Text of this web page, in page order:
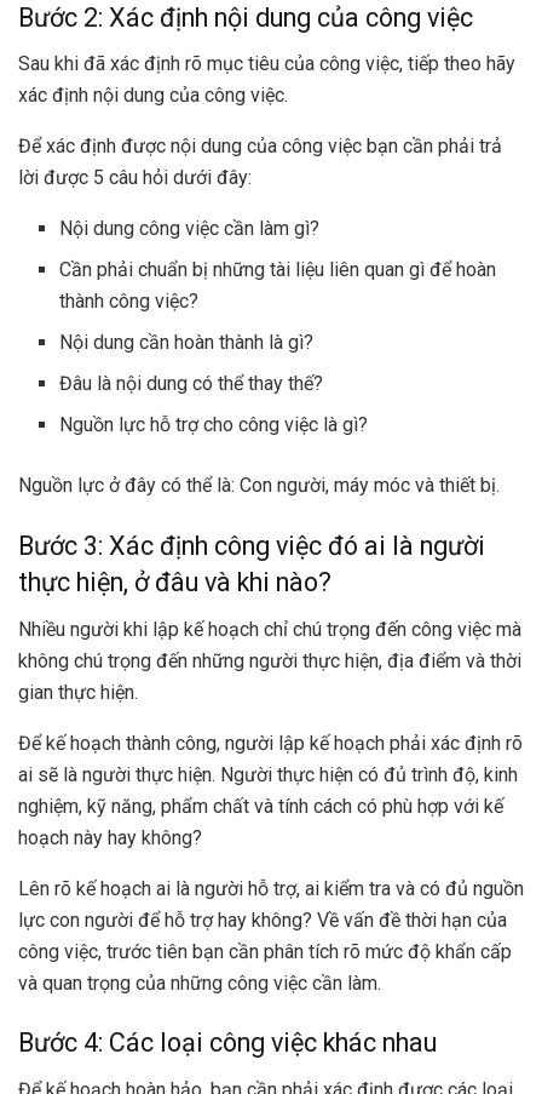
Bước 2: Xác định nội dung của công việc
Sau khi đã xác định rõ mục tiêu của công việc, tiếp theo hãy
xác định nội dung của công việc.
Để xác định được nội dung của công việc bạn cần phải trả
lời được 5 câu hỏi dưới đây:
Nội dung công việc cần làm gì?
Cần phải chuẩn bị những tài liệu liên quan gì để hoàn
thành công việc?
Nội dung cần hoàn thành là gì?
Đâu là nội dung có thể thay thế?
Nguồn lực hỗ trợ cho công việc là gì?
Nguồn lực ở đây có thể là: Con người, máy móc và thiết bị.
Bước 3: Xác định công việc đó ai là người
thực hiện, ở đâu và khi nào?
Nhiều người khi lập kế hoạch chỉ chú trọng đến công việc mà
không chú trọng đến những người thực hiện, địa điểm và thời
gian thực hiện.
Để kế hoạch thành công, người lập kế hoạch phải xác định rõ
ai sẽ là người thực hiện. Người thực hiện có đủ trình độ, kinh
nghiệm, kỹ năng, phẩm chất và tính cách có phù hợp với kế
hoạch này hay không?
Lên rõ kế hoạch ai là người hỗ trợ, ai kiểm tra và có đủ nguồn
lực con người để hỗ trợ hay không? Về vấn đề thời hạn của
công việc, trước tiên bạn cần phân tích rõ mức độ khẩn cấp
và quan trọng của những công việc cần làm.
Bước 4: Các loại công việc khác nhau